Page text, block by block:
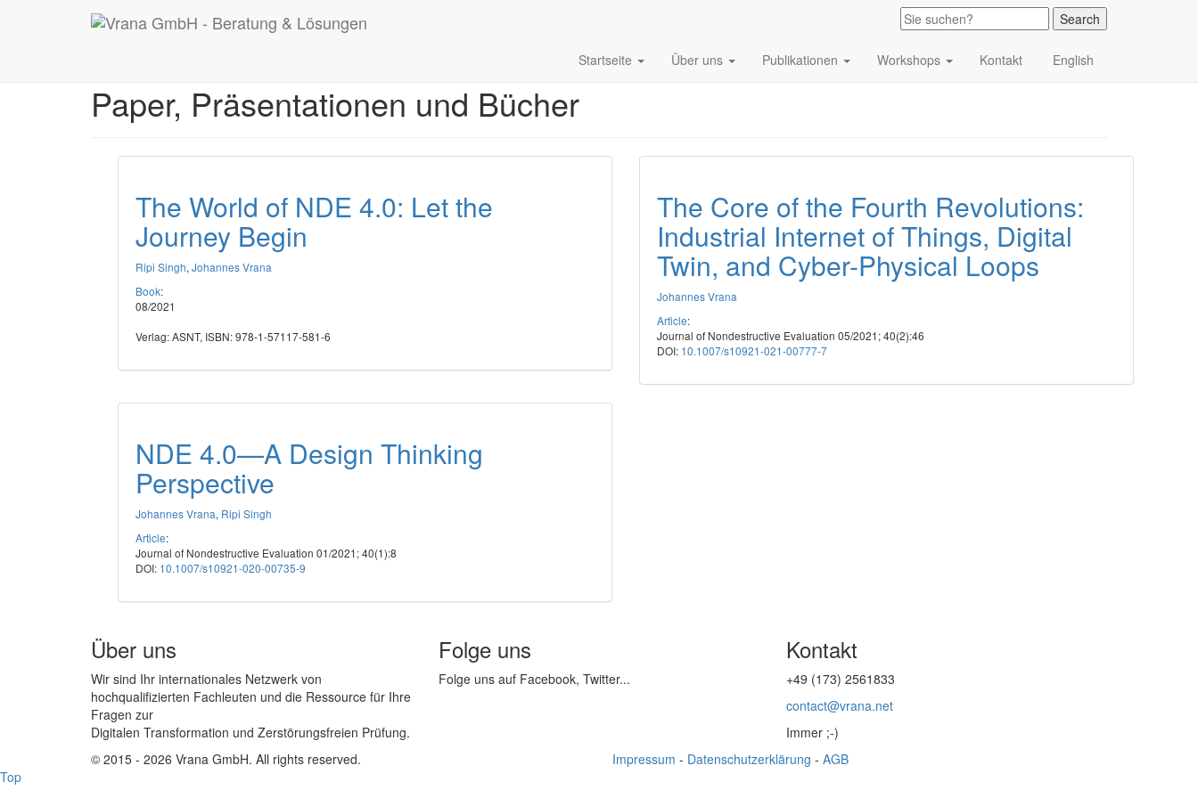
Startseite Über uns Publikationen Workshops Kontakt English
Startseite Publikationen Veröffentlichungen
Paper, Präsentationen und Bücher
The World of NDE 4.0: Let the
Journey Begin
Ripi Singh, Johannes Vrana
Book:
08/2021
Verlag: ASNT, ISBN: 978-1-57117-581-6
The Core of the Fourth Revolutions:
Industrial Internet of Things, Digital
Twin, and Cyber-Physical Loops
Johannes Vrana
Article:
Journal of Nondestructive Evaluation 05/2021; 40(2):46
DOI: 10.1007/s10921-021-00777-7
NDE 4.0—A Design Thinking
Perspective
Johannes Vrana, Ripi Singh
Article:
Journal of Nondestructive Evaluation 01/2021; 40(1):8
DOI: 10.1007/s10921-020-00735-9
Über uns
Wir sind Ihr internationales Netzwerk von
hochqualifizierten Fachleuten und die Ressource für Ihre
Fragen zur
Digitalen Transformation und Zerstörungsfreien Prüfung.
Folge uns
Folge uns auf Facebook, Twitter...
Kontakt
+49 (173) 2561833
contact@vrana.net
Immer ;-)
© 2015 - 2026 Vrana GmbH. All rights reserved.
Impressum - Datenschutzerklärung - AGB
Top